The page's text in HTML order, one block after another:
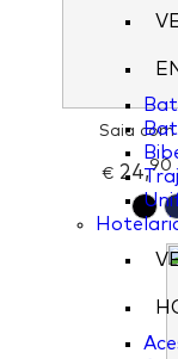
Saia com
€ 24,90